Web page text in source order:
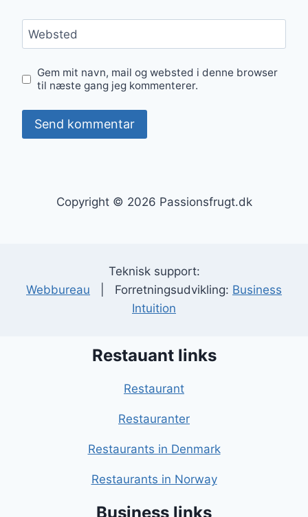
Websted
Gem mit navn, mail og websted i denne browser
til næste gang jeg kommenterer.
Copyright © 2026 Passionsfrugt.dk
Teknisk support:
Webbureau | Forretningsudvikling: Business
Intuition
Restauant links
Restaurant
Restauranter
Restaurants in Denmark
Restaurants in Norway
Business links